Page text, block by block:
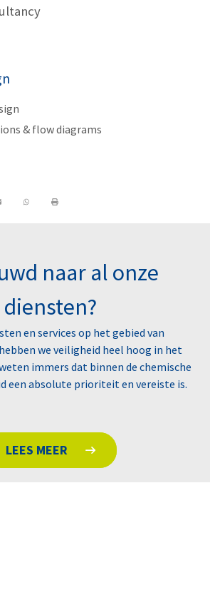
& flow diagrams
naar al onze
diensten?
en services op het gebied van
we veiligheid heel hoog in het
immers dat binnen de chemische
een absolute prioriteit en vereiste is.
LEES MEER